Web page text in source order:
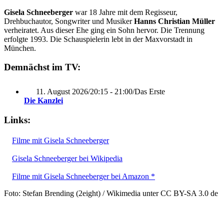
Gisela Schneeberger war 18 Jahre mit dem Regisseur,
Drehbuchautor, Songwriter und MusikerHanns Christian Müller
verheiratet. Aus dieser Ehe ging ein Sohn hervor. Die Trennung
erfolgte 1993. Die Schauspielerin lebt in der Maxvorstadt in
München.
Demnächst im TV:
11. August 2026/20:15 - 21:00/Das Erste
Die Kanzlei
Links:
Filme mit Gisela Schneeberger
Gisela Schneeberger bei Wikipedia
Filme mit Gisela Schneeberger bei Amazon *
Foto: Stefan Brending (2eight) / Wikimedia unter CC BY-SA 3.0 de